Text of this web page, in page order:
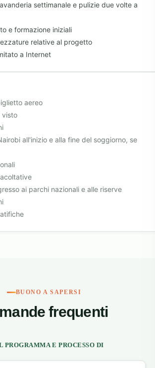
settimanale e pulizie due volte a
e formazione iniziali
relative al progetto
a Internet
aereo
visto
all'inizio e alla fine del soggiorno, se
ai parchi nazionali e alle riserve
BUONO A SAPERSI
frequenti
PROGRAMMA E PROCESSO DI